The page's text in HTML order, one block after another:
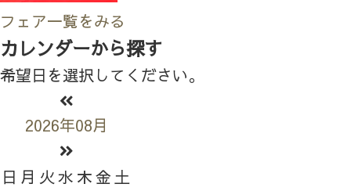
フェア一覧をみる
カレンダーから探す
希望日を選択してください。
2026年08月
日 月 火水 木金 土